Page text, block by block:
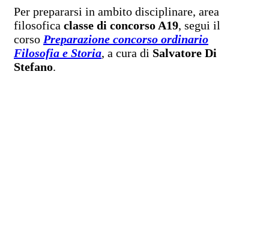
Per prepararsi in ambito disciplinare, area
filosofica classe di concorso A19, segui il
corso Preparazione concorso ordinario
Filosofia e Storia, a cura di Salvatore Di
Stefano.